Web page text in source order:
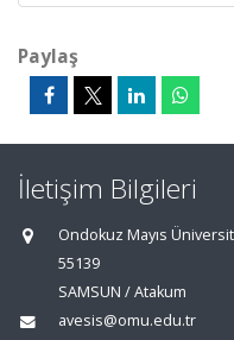
Paylaş
İletişim Bilgileri
Ondokuz Mayıs
55139
SAMSUN / Atakum
avesis@omu.edu.tr